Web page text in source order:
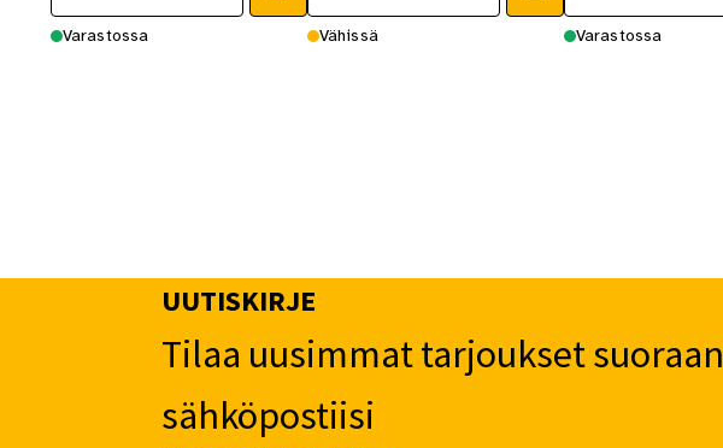
Varastossa Vähissä Varastossa
UUTISKIRJE
Tilaa uusimmat tarjoukset suoraan
sähköpostiisi